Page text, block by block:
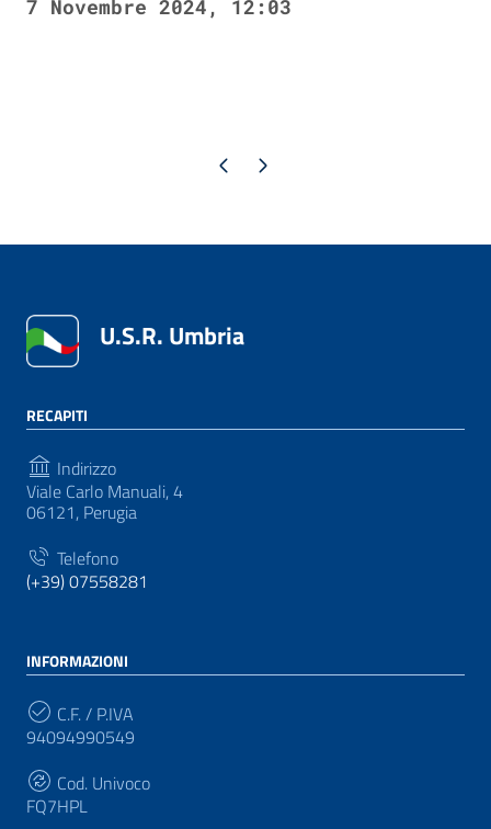
7 Novembre 2024, 12:03
Pagina precedente
Pagina successiva
U.S.R. Umbria
RECAPITI
Indirizzo
Viale Carlo Manuali, 4
06121, Perugia
Telefono
(+39) 07558281
INFORMAZIONI
C.F. / P.IVA
94094990549
Cod. Univoco
FQ7HPL